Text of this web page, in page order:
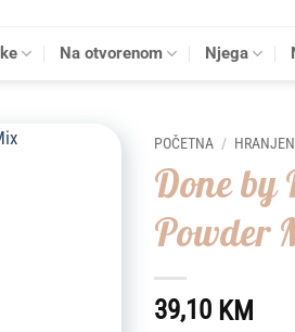
Na otvorenom Njega
POČETNA /
Done by
Powder
39,10 KM